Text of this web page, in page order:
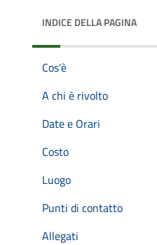
INDICE DELLA PAGINA
Cos'è
A chi è rivolto
Date e Orari
Costo
Luogo
Punti di contatto
Allegati